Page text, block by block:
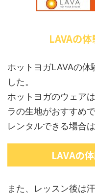
LAVAの
ホットヨガLAVAの体
した。
ホットヨガのウェア
ラの生地がおすすめで
レンタルできる場合
LAVAの
また、レッスン後は